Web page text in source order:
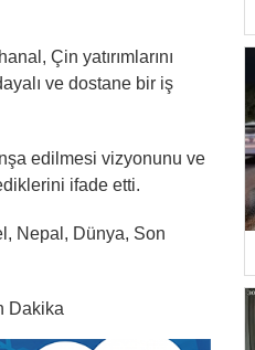
Çin yatırımlarını
ve dostane bir iş
edilmesi vizyonunu ve
ifade etti.
Nepal, Dünya, Son
Dakika